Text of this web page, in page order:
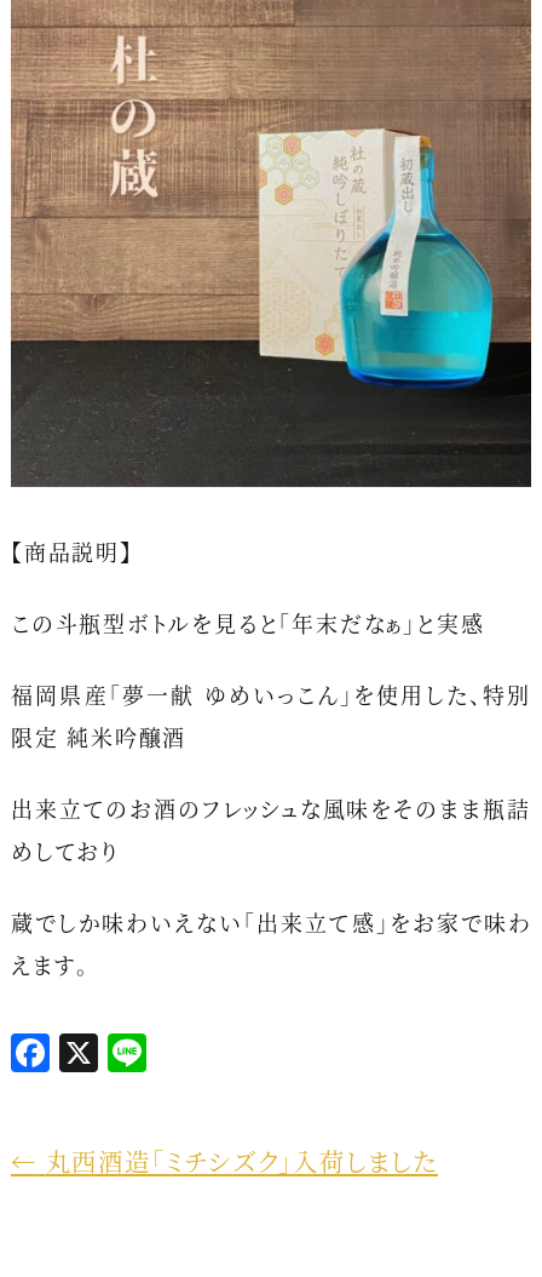
【商品説明】
この斗瓶型ボトルを見ると「年末だなぁ」と実感
福岡県産「夢一献 ゆめいっこん」を使用した、特別
限定 純米吟醸酒
出来立てのお酒のフレッシュな風味をそのまま瓶詰
めしており
蔵でしか味わいえない「出来立て感」をお家で味わ
えます。
F
a
e
X L
e
← 丸西酒造「ミチシズク」入荷しました